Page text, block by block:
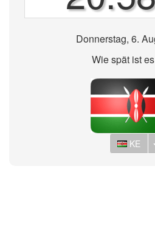
Donnerstag, 6.
Wie spät ist
KE